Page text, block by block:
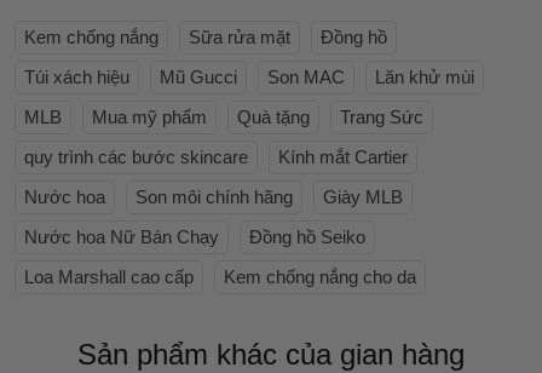
Kem chống nắng Sữa rửa mặt
Đồng hồ
Túi xách hiệu
Mũ Gucci Son MAC
Lăn khử mùi
MLB
Mua mỹ phẩm Quà tặng
Trang Sức
quy trình các bước skincare
Kính mắt Cartier
Nước hoa
Son môi chính hãng
Giày MLB
Nước hoa Nữ Bán Chạy
Đồng hồ Seiko
Loa Marshall cao cấp
Kem chống nắng cho da
Sản phẩm khác của gian hàng